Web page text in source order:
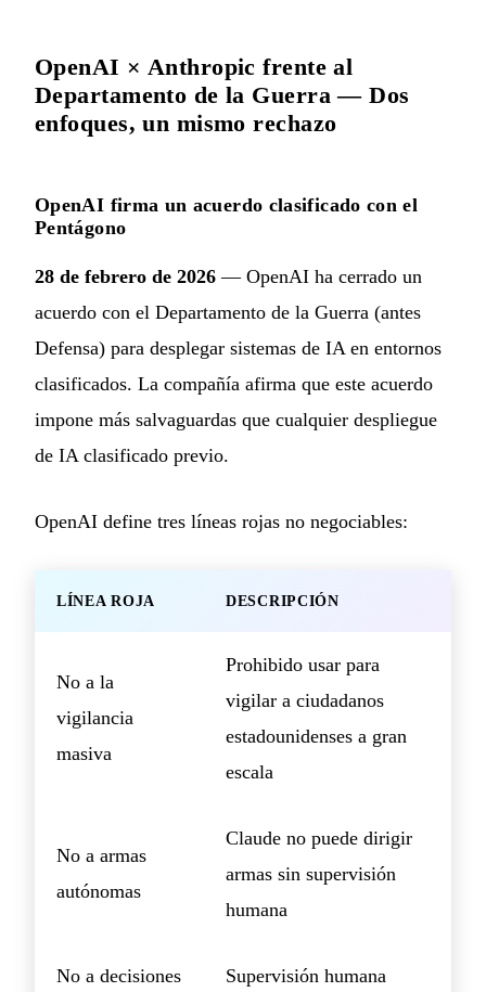
OpenAI × Anthropic frente al
Departamento de la Guerra — Dos
enfoques, un mismo rechazo
OpenAI firma un acuerdo clasificado con el
Pentágono
28 de febrero de 2026 — OpenAI ha cerrado un
acuerdo con el Departamento de la Guerra (antes
Defensa) para desplegar sistemas de IA en entornos
clasificados. La compañía afirma que este acuerdo
impone más salvaguardas que cualquier despliegue
de IA clasificado previo.
OpenAI define tres líneas rojas no negociables:
LÍNEA ROJA DESCRIPCIÓN
No a la
vigilancia
masiva
Prohibido usar para
vigilar a ciudadanos
estadounidenses a gran
escala
No a armas
autónomas
Claude no puede dirigir
armas sin supervisión
humana
No a decisiones
Supervisión humana